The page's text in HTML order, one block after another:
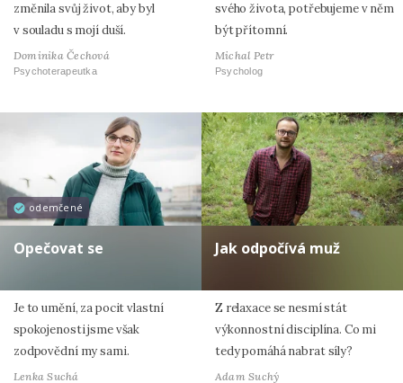
změnila svůj život, aby byl
v souladu s mojí duší.
Dominika Čechová
Psychoterapeutka
svého života, potřebujeme v něm
být přítomní.
Michal Petr
Psycholog
odemčené
Opečovat se
Je to umění, za pocit vlastní
spokojenosti jsme však
zodpovědní my sami.
Lenka Suchá
Jak odpočívá muž
Z relaxace se nesmí stát
výkonnostní disciplína. Co mi
tedy pomáhá nabrat síly?
Adam Suchý